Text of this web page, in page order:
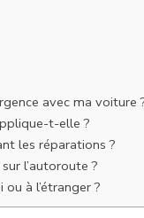
avec ma voiture
t-elle ?
les réparations ?
l’autoroute ?
à l’étranger ?